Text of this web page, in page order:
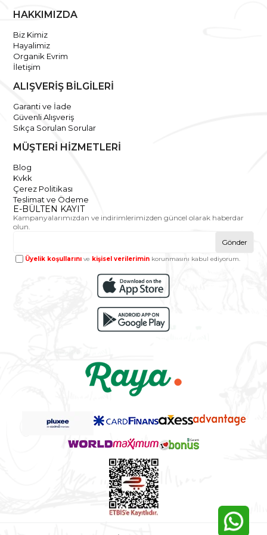
HAKKIMIZDA
Biz Kimiz
Hayalimiz
Organik Evrim
İletişim
ALIŞVERİŞ BİLGİLERİ
Garanti ve İade
Güvenli Alışveriş
Sıkça Sorulan Sorular
MÜŞTERİ HİZMETLERİ
Blog
Kvkk
Çerez Politikası
Teslimat ve Ödeme
E-BÜLTEN KAYIT
Kampanyalarımızdan ve indirimlerimizden güncel olarak haberdar
olun.
Gönder
Üyelik koşullarını ve kişisel verilerimin korunmasını kabul ediyorum.